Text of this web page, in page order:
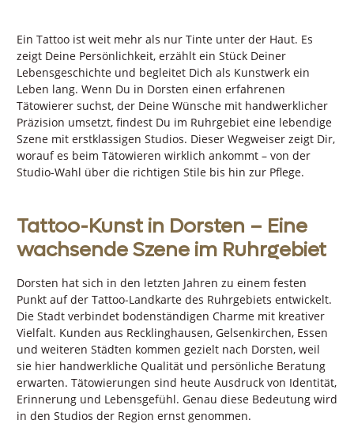
Ein Tattoo ist weit mehr als nur Tinte unter der Haut. Es
zeigt Deine Persönlichkeit, erzählt ein Stück Deiner
Lebensgeschichte und begleitet Dich als Kunstwerk ein
Leben lang. Wenn Du in Dorsten einen erfahrenen
Tätowierer suchst, der Deine Wünsche mit handwerklicher
Präzision umsetzt, findest Du im Ruhrgebiet eine lebendige
Szene mit erstklassigen Studios. Dieser Wegweiser zeigt Dir,
worauf es beim Tätowieren wirklich ankommt – von der
Studio-Wahl über die richtigen Stile bis hin zur Pflege.
Tattoo-Kunst in Dorsten – Eine
wachsende Szene im Ruhrgebiet
Dorsten hat sich in den letzten Jahren zu einem festen
Punkt auf der Tattoo-Landkarte des Ruhrgebiets entwickelt.
Die Stadt verbindet bodenständigen Charme mit kreativer
Vielfalt. Kunden aus Recklinghausen, Gelsenkirchen, Essen
und weiteren Städten kommen gezielt nach Dorsten, weil
sie hier handwerkliche Qualität und persönliche Beratung
erwarten. Tätowierungen sind heute Ausdruck von Identität,
Erinnerung und Lebensgefühl. Genau diese Bedeutung wird
in den Studios der Region ernst genommen.